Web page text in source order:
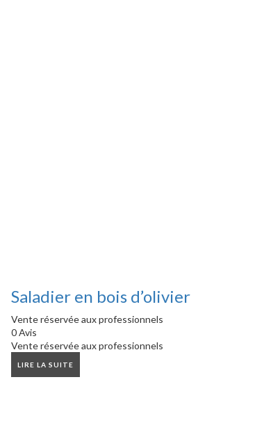
Saladier en bois d’olivier
Vente réservée aux professionnels
0 Avis
Vente réservée aux professionnels
LIRE LA SUITE